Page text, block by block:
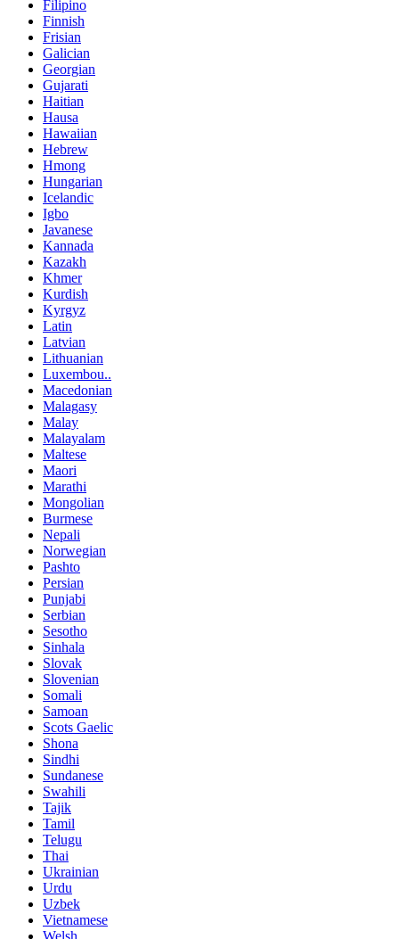
Filipino
Finnish
Frisian
Galician
Georgian
Gujarati
Haitian
Hausa
Hawaiian
Hebrew
Hmong
Hungarian
Icelandic
Igbo
Javanese
Kannada
Kazakh
Khmer
Kurdish
Kyrgyz
Latin
Latvian
Lithuanian
Luxembou..
Macedonian
Malagasy
Malay
Malayalam
Maltese
Maori
Marathi
Mongolian
Burmese
Nepali
Norwegian
Pashto
Persian
Punjabi
Serbian
Sesotho
Sinhala
Slovak
Slovenian
Somali
Samoan
Scots Gaelic
Shona
Sindhi
Sundanese
Swahili
Tajik
Tamil
Telugu
Thai
Ukrainian
Urdu
Uzbek
Vietnamese
Welsh